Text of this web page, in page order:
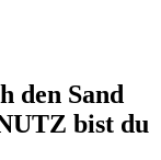
den Sand
bist du